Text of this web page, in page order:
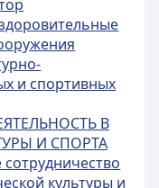
и спортивных
В
И СПОРТА
культуры и